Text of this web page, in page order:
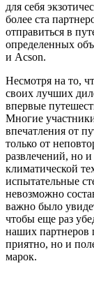
для себя
более ста
отправиться в
определенных
и Acson.
Несмотря на то,
своих лучших
впервые
Многие
впечатления от
только от
развлечений, но
климатической
испытательные
невозможно
важно было
чтобы еще раз
наших партнеров
приятно, но и
марок.